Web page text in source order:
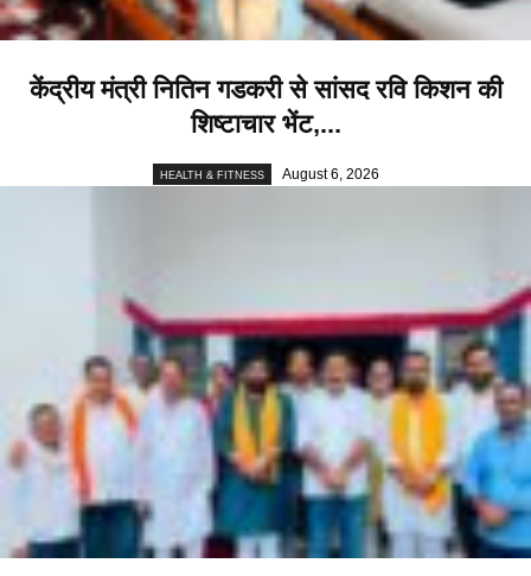
केंद्रीय मंत्री नितिन गडकरी से सांसद रवि किशन की
शिष्टाचार भेंट,...
HEALTH & FITNESS August 6, 2026